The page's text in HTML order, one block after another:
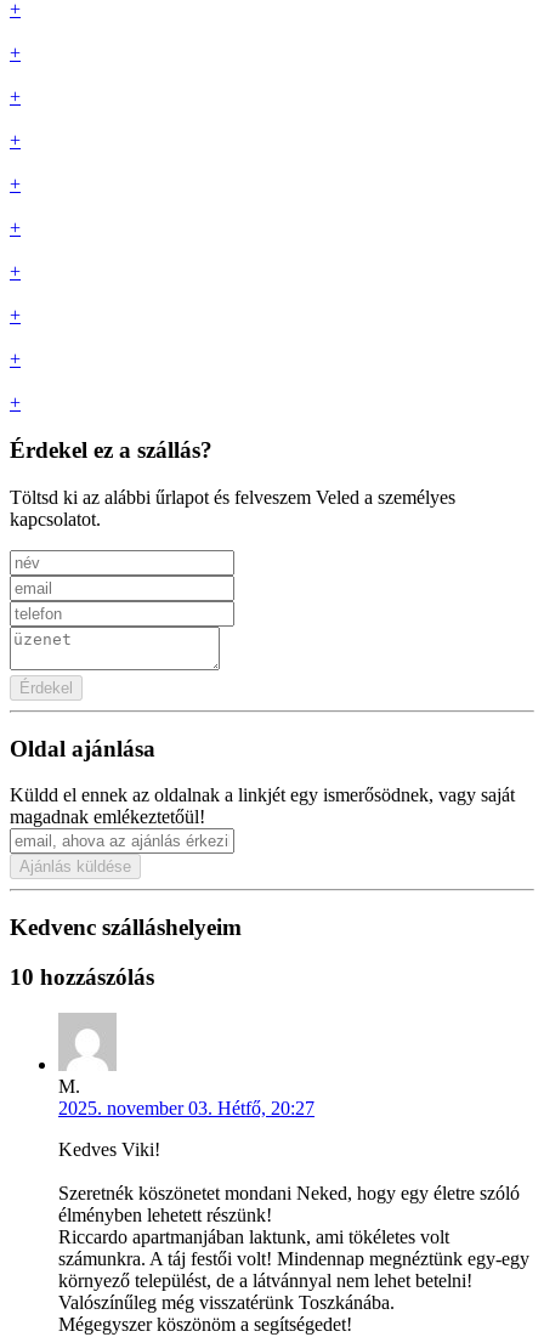
+
+
+
+
+
+
+
+
+
+
Érdekel ez a szállás?
Töltsd ki az alábbi űrlapot és felveszem Veled a személyes
kapcsolatot.
Érdekel
Oldal ajánlása
Küldd el ennek az oldalnak a linkjét egy ismerősödnek, vagy saját
magadnak emlékeztetőül!
Ajánlás küldése
Kedvenc szálláshelyeim
10 hozzászólás
M.
2025. november 03. Hétfő, 20:27
Kedves Viki!
Szeretnék köszönetet mondani Neked, hogy egy életre szóló
élményben lehetett részünk!
Riccardo apartmanjában laktunk, ami tökéletes volt
számunkra. A táj festői volt! Mindennap megnéztünk egy-egy
környező települést, de a látvánnyal nem lehet betelni!
Valószínűleg még visszatérünk Toszkánába.
Mégegyszer köszönöm a segítségedet!